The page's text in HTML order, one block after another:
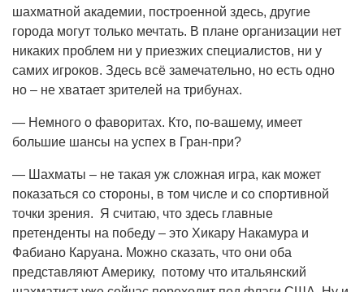
шахматной академии, построенной здесь, другие
города могут только мечтать. В плане организации нет
никаких проблем ни у приезжих специалистов, ни у
самих игроков. Здесь всё замечательно, но есть одно
но – не хватает зрителей на трибунах.
— Немного о фаворитах. Кто, по-вашему, имеет
большие шансы на успех в Гран-при?
— Шахматы – не такая уж сложная игра, как может
показаться со стороны, в том числе и со спортивной
точки зрения. Я считаю, что здесь главные
претенденты на победу – это Хикару Накамура и
Фабиано Каруана. Можно сказать, что они оба
представляют Америку, потому что итальянский